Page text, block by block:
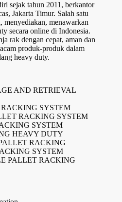
sejak tahun 2011, berkantor
Jakarta Timur. Salah satu
menyediakan, menawarkan
secara online di Indonesia.
rak dengan cepat, aman dan
produk-produk dalam
heavy duty.
AND RETRIEVAL
SYSTEM
RACKING SYSTEM
SYSTEM
HEAVY DUTY
RACKING
SYSTEM
PALLET RACKING